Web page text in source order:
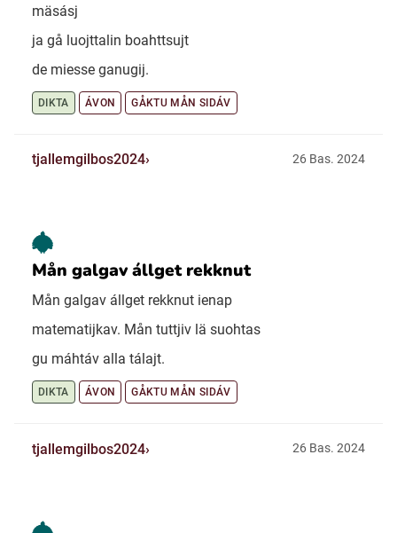
mäsásj
ja gå luojttalin boahttsujt
de miesse ganugij.
DIKTA ÁVON GÅKTU MÅN SIDÁV
tjallemgilbos2024 26 Bas. 2024
Mån galgav állget rekknut
Mån galgav állget rekknut ienap
matematijkav. Mån tuttjiv lä suohtas
gu máhtáv alla tálajt.
DIKTA ÁVON GÅKTU MÅN SIDÁV
tjallemgilbos2024 26 Bas. 2024